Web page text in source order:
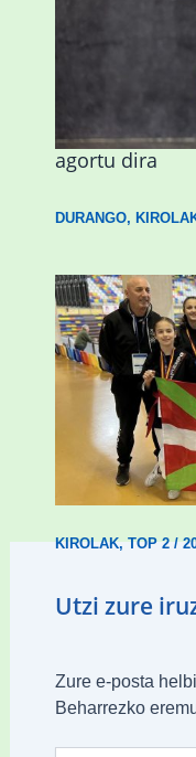
agortu dira
DURANGO,
Wadokan
14
KIROLAK,TOP 2/
Utzi zure
Zure e-posta
Beharrezko